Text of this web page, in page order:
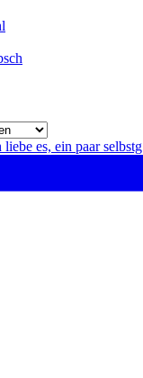
es, ein paar selbstg